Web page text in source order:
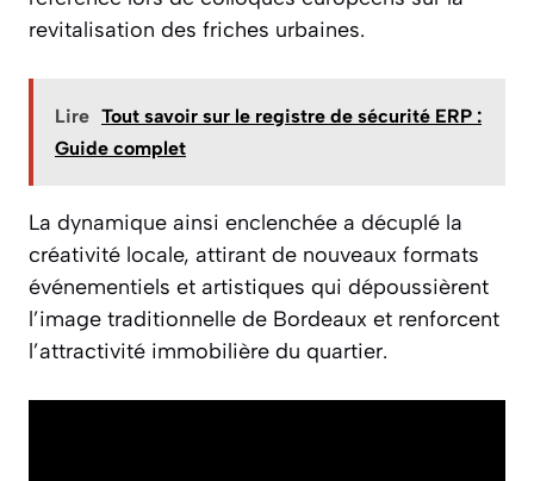
revitalisation des friches urbaines.
Lire Tout savoir sur le registre de sécurité ERP :
Guide complet
La dynamique ainsi enclenchée a décuplé la
créativité locale, attirant de nouveaux formats
événementiels et artistiques qui dépoussièrent
l’image traditionnelle de Bordeaux et renforcent
l’attractivité immobilière du quartier.